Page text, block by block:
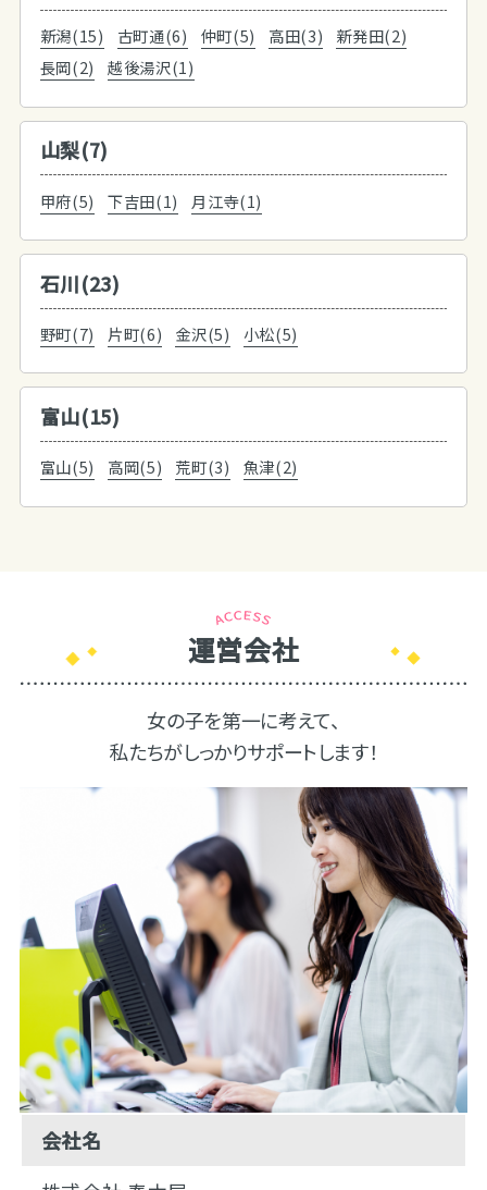
新潟(15) 古町通(6) 仲町(5) 高田(3)
新発田(2)
長岡(2)
越後湯沢(1)
山梨(7)
甲府(5) 下吉田(1) 月江寺(1)
石川(23)
野町(7) 片町(6) 金沢(5) 小松(5)
富山(15)
富山(5) 高岡(5) 荒町(3) 魚津(2)
運営会社
女の子を第一に考えて、
私たちがしっかりサポートします！
会社名